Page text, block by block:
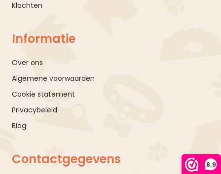
8,9
Klachten
Informatie
Over ons
Algemene voorwaarden
Cookie statement
Privacybeleid
Blog
Contactgegevens